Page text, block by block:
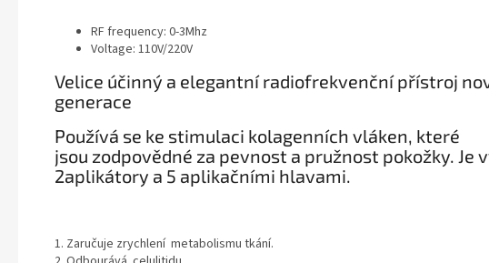
RF frequency: 0-3Mhz
Voltage: 110V/220V
Velice účinný a elegantní radiofrekvenční přístroj
generace
Používá se ke stimulaci kolagenních vláken, které
jsou zodpovědné za pevnost a pružnost pokožky. Je
2aplikátory a 5 aplikačními hlavami.
1. Zaručuje zrychlení metabolismu tkání.